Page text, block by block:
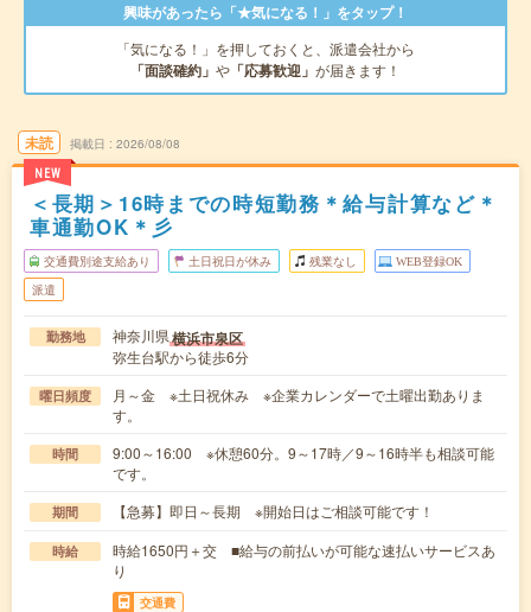
興味があったら「★気になる！」をタップ！
「気になる！」を押しておくと、派遣会社から
「面談確約」 や 「応募歓迎」 が届きます！
未読
NEW
掲載日 2026/08/08
＜長期＞16時までの時短勤務＊給与計算など＊
車通勤OK＊彡
交通費別途支給あり 土日祝日が休み 残業なし WEB登録OK
派遣
勤務地 神奈川県横浜市泉区
弥生台駅から徒歩6分
曜日頻度
月～金 ※土日祝休み ※企業カレンダーで土曜出勤ありま
す。
時間
9:00～16:00 ※休憩60分。9～17時／9～16時半も相談可能
です。
期間 【急募】即日～長期 ※開始日はご相談可能です！
時給
時給1650円＋交 ■給与の前払いが可能な速払いサービスあ
り
交通費